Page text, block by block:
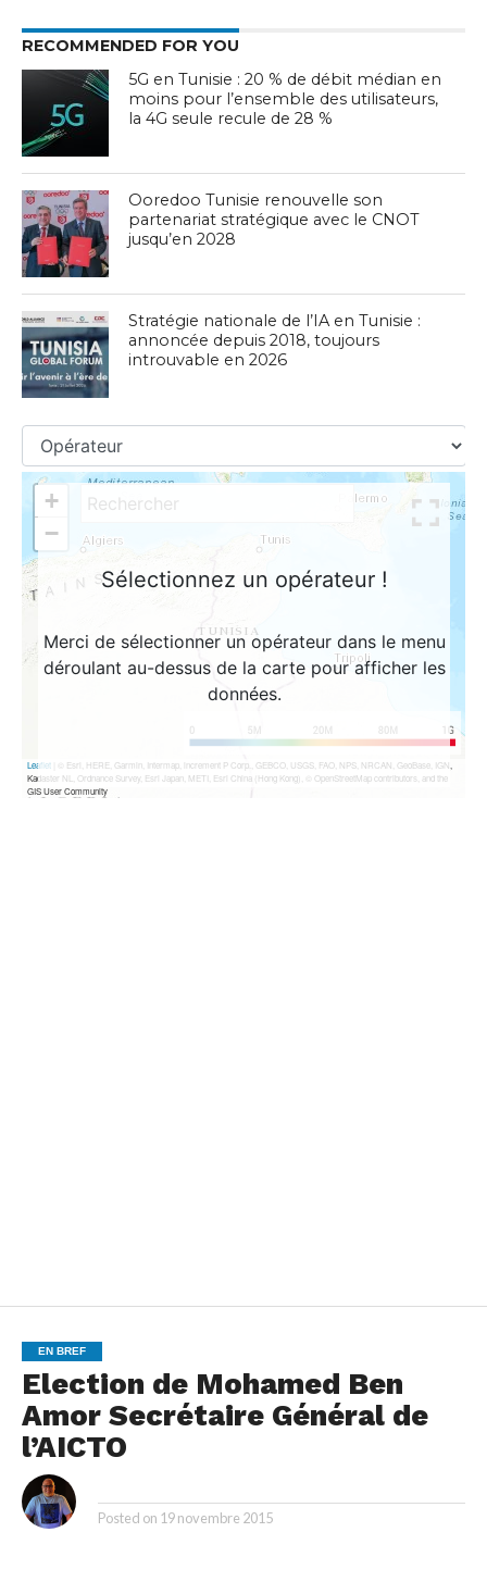
RECOMMENDED FOR YOU
5G en Tunisie : 20 % de débit médian en
moins pour l’ensemble des utilisateurs,
la 4G seule recule de 28 %
Ooredoo Tunisie renouvelle son
partenariat stratégique avec le CNOT
jusqu’en 2028
Stratégie nationale de l’IA en Tunisie :
annoncée depuis 2018, toujours
introuvable en 2026
EN BREF
Election de Mohamed Ben
Amor Secrétaire Général de
l’AICTO
Posted on 19 novembre 2015